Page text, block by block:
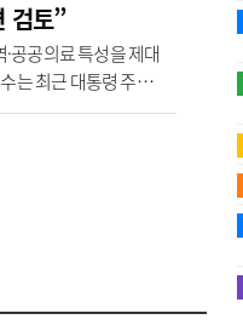
검토”
공공의료 특성을 제대
는 최근 대통령 주재